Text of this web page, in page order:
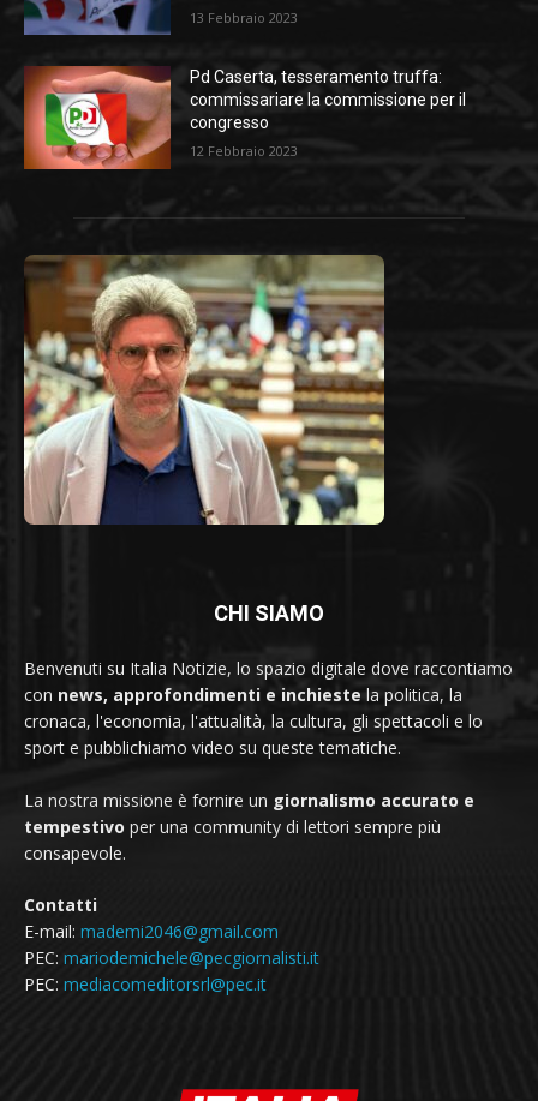
13 Febbraio 2023
Pd Caserta, tesseramento truffa:
commissariare la commissione per il
congresso
12 Febbraio 2023
CHI SIAMO
Benvenuti su Italia Notizie, lo spazio digitale dove raccontiamo
con news, approfondimenti e inchieste la politica, la
cronaca, l'economia, l'attualità, la cultura, gli spettacoli e lo
sport e pubblichiamo video su queste tematiche.
La nostra missione è fornire un giornalismo accurato e
tempestivo per una community di lettori sempre più
consapevole.
Contatti
E-mail: mademi2046@gmail.com
PEC: mariodemichele@pecgiornalisti.it
PEC: mediacomeditorsrl@pec.it